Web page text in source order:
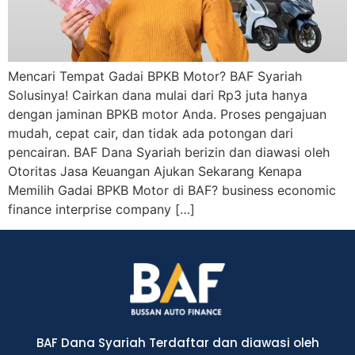
Mencari Tempat Gadai BPKB Motor? BAF Syariah
Solusinya! Cairkan dana mulai dari Rp3 juta hanya
dengan jaminan BPKB motor Anda. Proses pengajuan
mudah, cepat cair, dan tidak ada potongan dari
pencairan. BAF Dana Syariah berizin dan diawasi oleh
Otoritas Jasa Keuangan Ajukan Sekarang Kenapa
Memilih Gadai BPKB Motor di BAF? business economic
finance interprise company […]
BAF Dana Syariah Terdaftar dan diawasi oleh